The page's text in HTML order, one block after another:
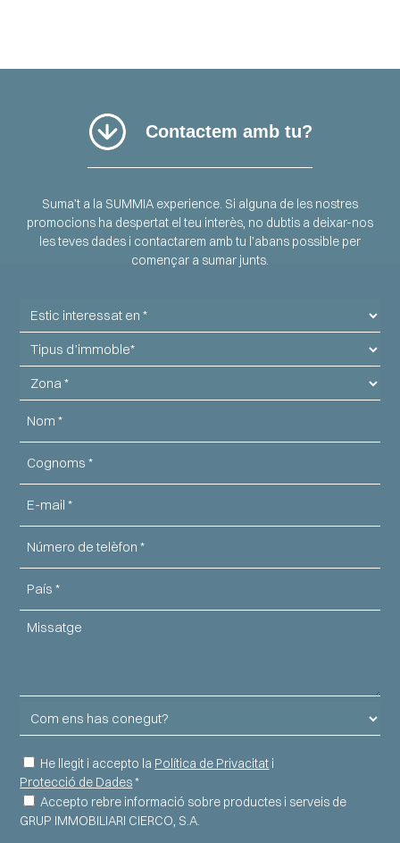
Contactem amb tu?
Suma’t a la SUMMIA experience. Si alguna de les nostres
promocions ha despertat el teu interès, no dubtis a deixar-nos
les teves dades i contactarem amb tu l’abans possible per
començar a sumar junts.
Estic
interessat
en
Tipus
d'immoble
Zona
Missatge
Com
ens
has
conegut?
Consentiment
He llegit i accepto la Política de Privacitat i
Protecció de Dades*
Informació
comercial
Accepto rebre informació sobre productes i serveis de
GRUP IMMOBILIARI CIERCO, S.A.